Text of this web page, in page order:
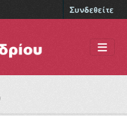
Συνδεθείτε